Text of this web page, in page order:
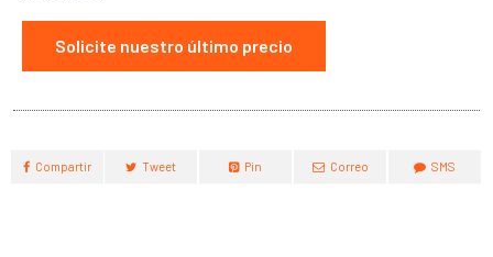
Solicite nuestro último precio
Compartir Tweet Pin Correo SMS